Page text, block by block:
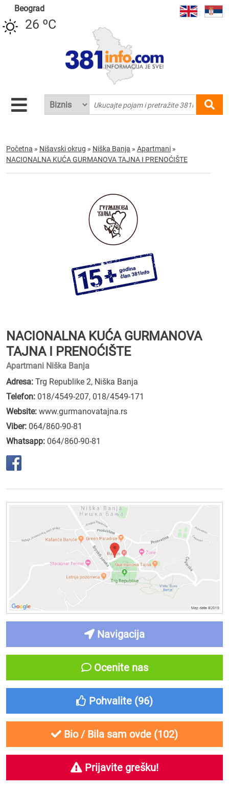
Beograd
26 ºC
Početna » Nišavski okrug » Niška Banja » Apartmani »
NACIONALNA KUĆA GURMANOVA TAJNA I PRENOĆIŠTE
NACIONALNA KUĆA GURMANOVA
TAJNA I PRENOĆIŠTE
Apartmani Niška Banja
Adresa: Trg Republike 2, Niška Banja
Telefon: 018/4549-207, 018/4549-171
Website: www.gurmanovatajna.rs
Viber: 064/860-90-81
Whatsapp: 064/860-90-81
Navigacija
Ocenite nas
Pohvalite (96)
Bio / Bila sam ovde (102)
Prijavite grešku!